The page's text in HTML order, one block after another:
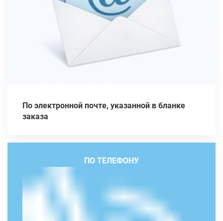
По электронной почте, указанной в бланке
заказа
ПО ТЕЛЕФОНУ